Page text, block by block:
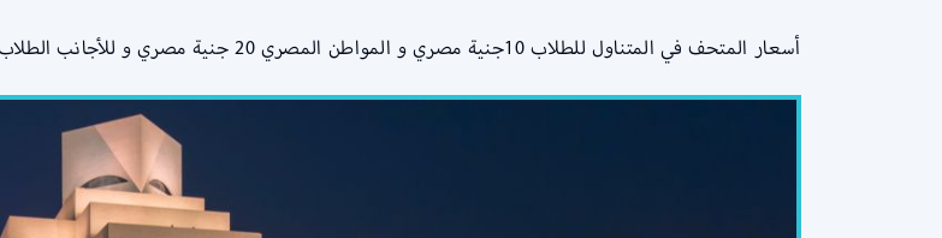
أسعار المتحف في المتناول للطلاب 10جنية مصري و المواطن المصري 20 جنية مصري و للأجانب الطلاب 60 جنية مصري و المواطن الأجنبي 120 جنية مصري.